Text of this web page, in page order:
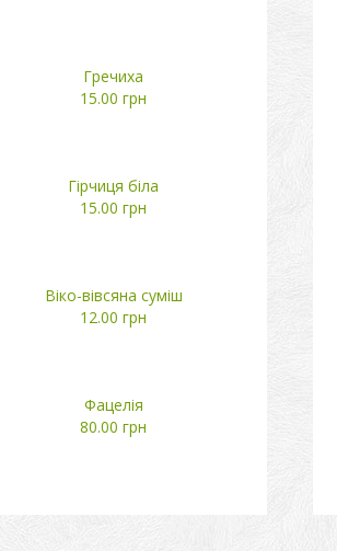
Гречиха
15.00 грн
Гірчиця біла
15.00 грн
Віко-вівсяна суміш
12.00 грн
Фацелія
80.00 грн